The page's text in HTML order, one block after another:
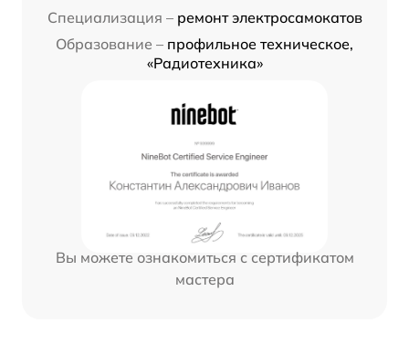
Специализация – ремонт электросамокатов
Образование – профильное техническое,
«Радиотехника»
Вы можете ознакомиться с сертификатом
мастера